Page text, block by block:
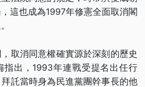
這也成為1997年修憲全面取消閣
取消同意權確實源於深刻的歷史
指出，1993年連戰受提名出任行
託當時身為民進黨團幹事長的他